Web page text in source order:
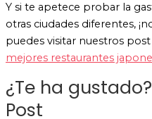
Y si te apetece probar la
otras ciudades diferentes,
puedes visitar nuestros
mejores restaurantes
¿Te ha
Post